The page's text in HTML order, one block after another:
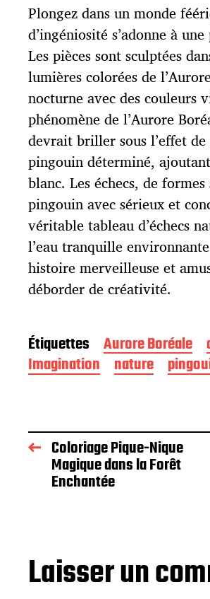
e
p
u
b
l
i
c
a
t
i
o
n
Plongez dans un monde
d’ingéniosité s’adonne à
Les pièces sont sculptées
lumières colorées de
nocturne avec des couleurs
phénomène de l’Aurore
devrait briller sous l’effet
pingouin déterminé,
blanc. Les échecs, de
pingouin avec sérieux et
véritable tableau d’échecs
l’eau tranquille
histoire merveilleuse et
déborder de créativité.
Étiquettes Aurore Boréale
Imagination
nature
Coloriage Pique-Nique
Magique dans la Forêt
Enchantée
Laisser un